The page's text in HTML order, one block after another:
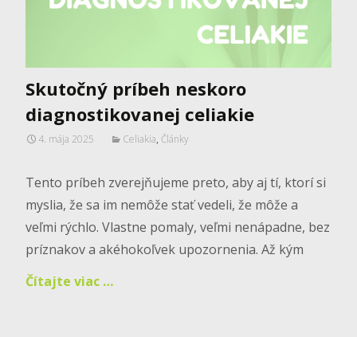
Skutočný príbeh neskoro
diagnostikovanej celiakie
4. mája 2025 Celiakia, Články
Tento príbeh zverejňujeme preto, aby aj tí, ktorí si
myslia, že sa im nemôže stať vedeli, že môže a
veľmi rýchlo. Vlastne pomaly, veľmi nenápadne, bez
príznakov a akéhokoľvek upozornenia. Až kým
Čítajte viac …